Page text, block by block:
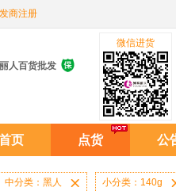
商注册
人百货批发 
微信进货
页 点货 公
中分类：黑人  小分类：140g